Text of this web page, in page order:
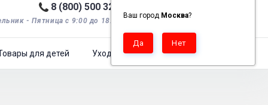
Ваш город Москва?
8 (800) 500 32 90
- Пятница с 9:00 до 18:00*.
0 Корзина пуста
для детей Уход за одеждой